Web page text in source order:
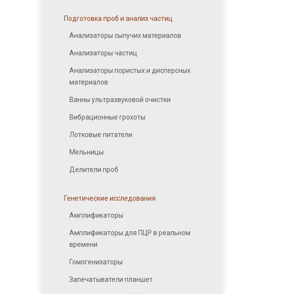
Подготовка проб и анализ частиц
Анализаторы сыпучих материалов
Анализаторы частиц
Анализаторы пористых и дисперсных
материалов
Ванны ультразвуковой очистки
Вибрационные грохоты
Лотковые питатели
Мельницы
Делители проб
Генетические исследования
Амплификаторы
Амплификаторы для ПЦР в реальном
времени
Гомогенизаторы
Запечатыватели планшет